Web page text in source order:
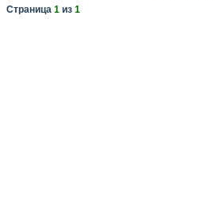
Страница 1 из 1